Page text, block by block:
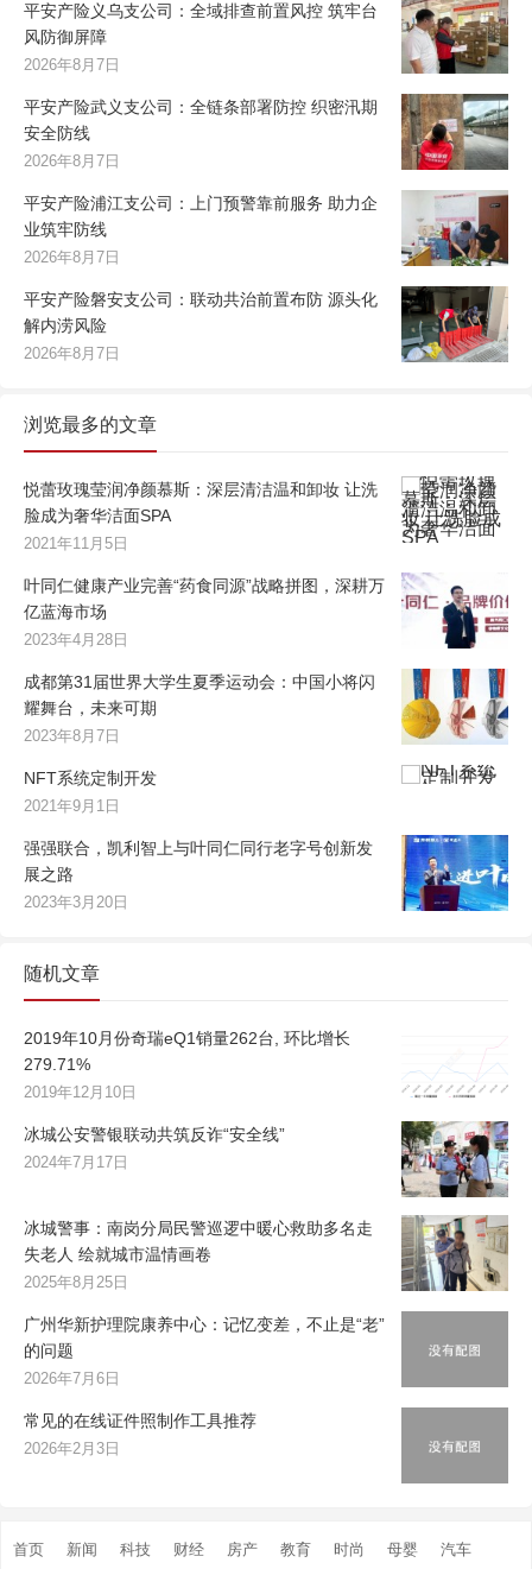
平安产险义乌支公司：全域排查前置风控 筑牢台
风防御屏障
2026年8月7日
平安产险武义支公司：全链条部署防控 织密汛期
安全防线
2026年8月7日
平安产险浦江支公司：上门预警靠前服务 助力企
业筑牢防线
2026年8月7日
平安产险磐安支公司：联动共治前置布防 源头化
解内涝风险
2026年8月7日
浏览最多的文章
悦蕾玫瑰莹润净颜慕斯：深层清洁温和卸妆 让洗
脸成为奢华洁面SPA
2021年11月5日
叶同仁健康产业完善“药食同源”战略拼图，深耕万
亿蓝海市场
2023年4月28日
成都第31届世界大学生夏季运动会：中国小将闪
耀舞台，未来可期
2023年8月7日
NFT系统定制开发
2021年9月1日
强强联合，凯利智上与叶同仁同行老字号创新发
展之路
2023年3月20日
随机文章
2019年10月份奇瑞eQ1销量262台, 环比增长
279.71%
2019年12月10日
冰城公安警银联动共筑反诈“安全线”
2024年7月17日
冰城警事：南岗分局民警巡逻中暖心救助多名走
失老人 绘就城市温情画卷
2025年8月25日
广州华新护理院康养中心：记忆变差，不止是“老”
的问题
2026年7月6日
常见的在线证件照制作工具推荐
2026年2月3日
首页 新闻 科技 财经 房产 教育 时尚 母婴 汽车